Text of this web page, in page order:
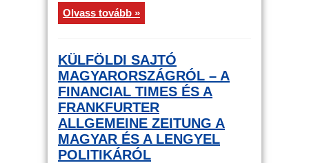
Olvass tovább »
KÜLFÖLDI SAJTÓ
MAGYARORSZÁGRÓL – A
FINANCIAL TIMES ÉS A
FRANKFURTER
ALLGEMEINE ZEITUNG A
MAGYAR ÉS A LENGYEL
POLITIKÁRÓL